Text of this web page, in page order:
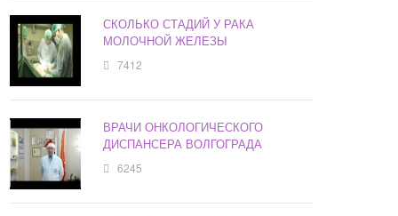
СКОЛЬКО СТАДИЙ У РАКА
МОЛОЧНОЙ ЖЕЛЕЗЫ
7412
ВРАЧИ ОНКОЛОГИЧЕСКОГО
ДИСПАНСЕРА ВОЛГОГРАДА
6245